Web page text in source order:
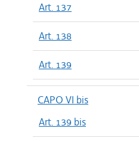
Art. 137
Art. 138
Art. 139
CAPO VI bis
Art. 139 bis